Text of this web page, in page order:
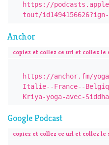
https://
tout/id1494156626?ign-
Anchor
copiez et collez ce url et collez le
https://anchor.fm/
Italie--France--
Kriya-yoga-avec-
Google Podcast
copiez et collez ce url et collez le